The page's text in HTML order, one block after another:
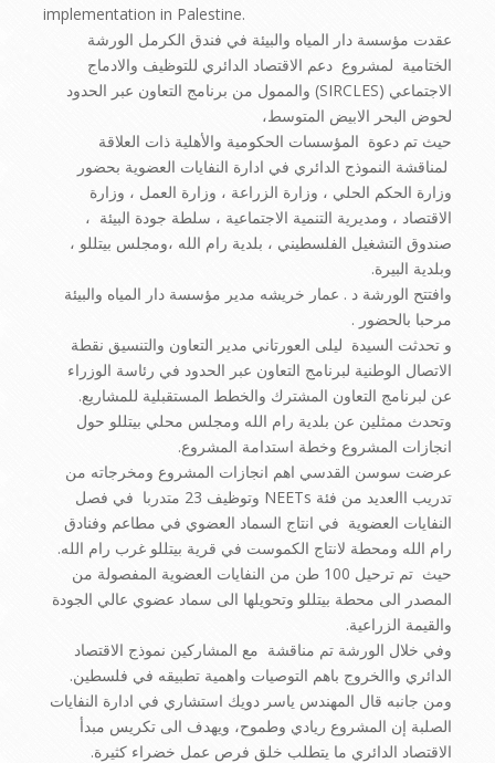
implementation in Palestine.
عقدت مؤسسة دار المياه والبيئة في فندق الكرمل الورشة
الختامية لمشروع دعم الاقتصاد الدائري للتوظيف والادماج
الاجتماعي (SIRCLES) والممول من برنامج التعاون عبر الحدود
لحوض البحر الابيض المتوسط،
حيث تم دعوة المؤسسات الحكومية والأهلية ذات العلاقة
لمناقشة النموذج الدائري في ادارة النفايات العضوية بحضور
وزارة الحكم الحلي ، وزارة الزراعة ، وزارة العمل ، وزارة
الاقتصاد ، ومديرية التنمية الاجتماعية ، سلطة جودة البيئة ،
صندوق التشغيل الفلسطيني ، بلدية رام الله ،ومجلس بيتللو ،
وبلدية البيرة.
وافتتح الورشة د . عمار خريشه مدير مؤسسة دار المياه والبيئة
مرحبا بالحضور .
و تحدثت السيدة ليلى العورتاني مدير التعاون والتنسيق نقطة
الاتصال الوطنية لبرنامج التعاون عبر الحدود في رئاسة الوزراء
عن لبرنامج التعاون المشترك والخطط المستقبلية للمشاريع.
وتحدث ممثلين عن بلدية رام الله ومجلس محلي بيتللو حول
انجازات المشروع وخطة استدامة المشروع.
عرضت سوسن القدسي اهم انجازات المشروع ومخرجاته من
تدريب االعديد من فئة NEETs وتوظيف 23 متدربا في فصل
النفايات العضوية في انتاج السماد العضوي في مطاعم وفنادق
رام الله ومحطة لانتاج الكموست في قرية بيتللو غرب رام الله.
حيث تم ترحيل 100 طن من النفايات العضوية المفصولة من
المصدر الى محطة بيتللو وتحويلها الى سماد عضوي عالي الجودة
والقيمة الزراعية.
وفي خلال الورشة تم مناقشة مع المشاركين نموذج الاقتصاد
الدائري واالخروج باهم التوصيات واهمية تطبيقه في فلسطين.
ومن جانبه قال المهندس ياسر دويك استشاري في ادارة النفايات
الصلبة إن المشروع ريادي وطموح، ويهدف الى تكريس مبدأ
الاقتصاد الدائري ما يتطلب خلق فرص عمل خضراء كثيرة.